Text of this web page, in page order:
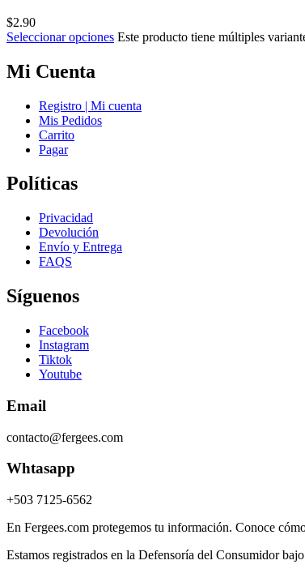
$2.90
Seleccionar opciones Este producto tiene múltiples
Mi Cuenta
Registro | Mi cuenta
Mis Pedidos
Carrito
Pagar
Políticas
Privacidad
Devolución
Envío y Entrega
FAQS
Síguenos
Facebook
Instagram
Tiktok
Youtube
Email
contacto@fergees.com
Whtasapp
+503 7125-6562
En Fergees.com protegemos tu información. Conoce
Estamos registrados en la Defensoría del Consumidor